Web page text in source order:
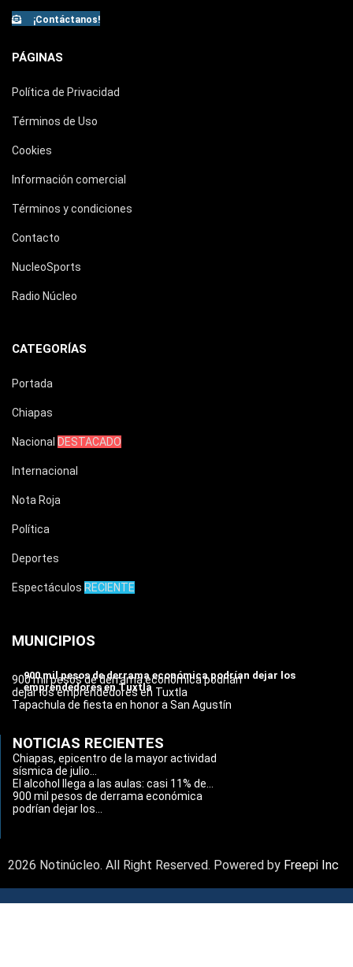
¡Contáctanos!
PÁGINAS
Política de Privacidad
Términos de Uso
Cookies
Información comercial
Términos y condiciones
Contacto
NucleoSports
Radio Núcleo
CATEGORÍAS
Portada
Chiapas
Nacional DESTACADO
Internacional
Nota Roja
Política
Deportes
Espectáculos RECIENTE
MUNICIPIOS
900 mil pesos de derrama económica podrían dejar los
emprendedores en Tuxtla
900 mil pesos de derrama económica podrían
dejar los emprendedores en Tuxtla
Tapachula de fiesta en honor a San Agustín
NOTICIAS RECIENTES
Chiapas, epicentro de la mayor actividad
sísmica de julio...
El alcohol llega a las aulas: casi 11% de...
900 mil pesos de derrama económica
podrían dejar los...
2026 Notinúcleo. All Right Reserved. Powered by Freepi Inc